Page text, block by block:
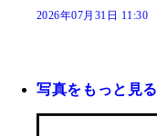
2026年07月31日 11:30
写真をもっと見る